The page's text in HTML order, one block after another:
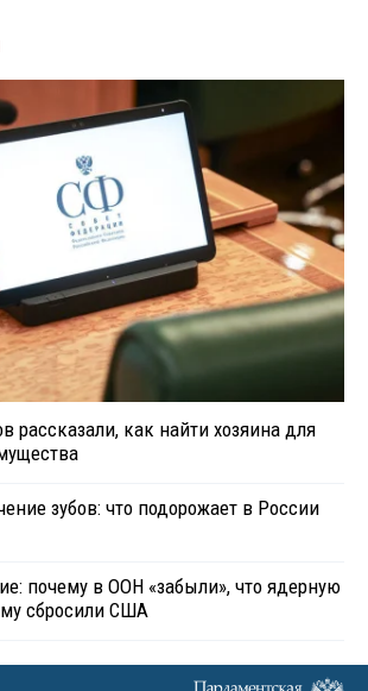
рассказали, как найти хозяина для
зубов: что подорожает в России
почему в ООН «забыли», что ядерную
сбросили США